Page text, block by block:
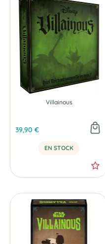
Villainous
39,90 €
EN STOCK